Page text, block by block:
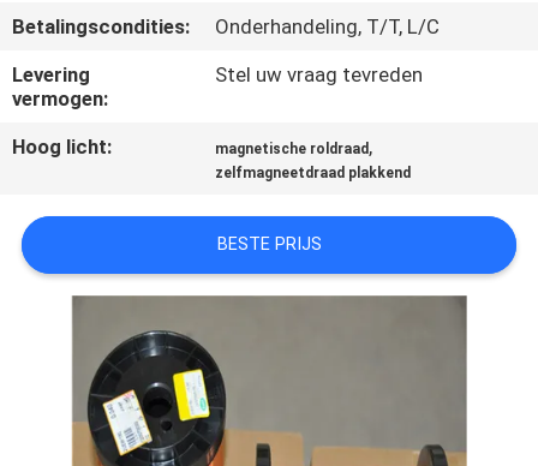
VERZOEK
OM EEN
CITAAT
PRIVACY
POLICY
Betalingscondities:
Onderhandeling, T/T, L/C
Levering
vermogen:
Stel uw vraag tevreden
Hoog licht: magnetische roldraad ,
zelfmagneetdraad plakkend
BESTE PRIJS